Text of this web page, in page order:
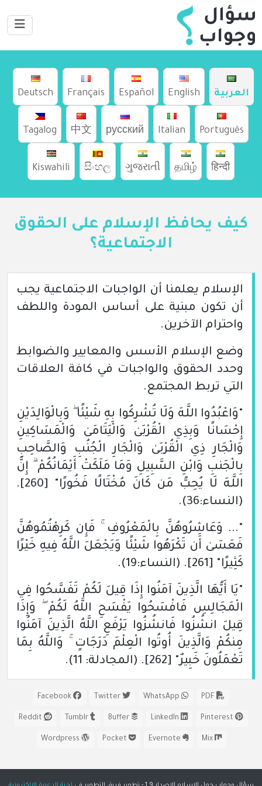
العربية English
Español
Français
Deutsch
Português
Italian
русский
中文
Tagalog
हिन्दी
தமிழ்
ગુજરાતી
සිංහල
Kiswahili
كيف يحافظ الإسلام على الحقوق
الاجتماعية؟
الإسلام يعلمنا أن الواجبات الاجتماعية يجب
أن تكون مبنية على أساس المودة واللطف
واحترام الآخرين.
وضع الإسلام الأسس والمعايير والضوابط
وحدد الحقوق والواجبات في كافة العلاقات
التي تربط المجتمع.
"وَاعْبُدُوا اللَّـهَ وَلَا تُشْرِكُوا بِهِ شَيْئًا ۖ وَبِالْوَالِدَيْنِ
إِحْسَانًا وَبِذِي الْقُرْبَىٰ وَالْيَتَامَىٰ وَالْمَسَاكِينِ
وَالْجَارِ ذِي الْقُرْبَىٰ وَالْجَارِ الْجُنُبِ وَالصَّاحِبِ
بِالْجَنبِ وَابْنِ السَّبِيلِ وَمَا مَلَكَتْ أَيْمَانُكُمْ ۗ إِنَّ
اللَّـهَ لَا يُحِبُّ مَن كَانَ مُخْتَالًا فَخُورًا" [260]
.
(النساء:36)
.
"... وَعَاشِرُوهُنَّ بِالْمَعْرُوفِ ۚ فَإِن كَرِهْتُمُوهُنَّ
فَعَسَىٰ أَن تَكْرَهُوا شَيْئًا وَيَجْعَلَ اللَّهُ فِيهِ خَيْرًا
كَثِيرًا" [261]
. (النساء:19) .
"يَا أَيُّهَا الَّذِينَ آمَنُوا إِذَا قِيلَ لَكُمْ تَفَسَّحُوا فِي
الْمَجَالِسِ فَافْسَحُوا يَفْسَحِ اللَّهُ لَكُمْ ۖ وَإِذَا
قِيلَ انشُزُوا فَانشُزُوا يَرْفَعِ اللَّهُ الَّذِينَ آمَنُوا
مِنكُمْ وَالَّذِينَ أُوتُوا الْعِلْمَ دَرَجَاتٍ ۚ وَاللَّهُ بِمَا
تَعْمَلُونَ خَبِيرٌ" [262]
. (المجادلة: 11) .
Mix